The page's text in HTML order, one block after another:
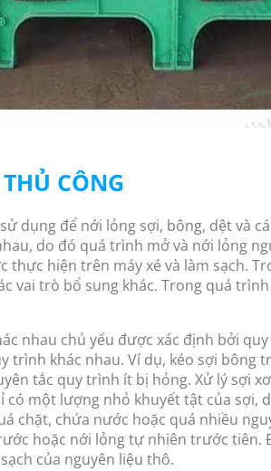
CÔNG
dụng để nới lỏng sợi, bông, dệt và
do đó quá trình mở và nới lỏng
hiện trên máy xé và làm sạch.
vai trò bổ sung khác. Trong quá
nhau chủ yếu được xác định bởi
trình khác nhau. Ví dụ, kéo sợi
tắc quy trình ít bị hỏng. Xử lý sợi
có một lượng nhỏ khuyết tật của
chặt, chứa nước hoặc quá nhiều
hoặc nới lỏng tự nhiên trước
của nguyên liệu thô.